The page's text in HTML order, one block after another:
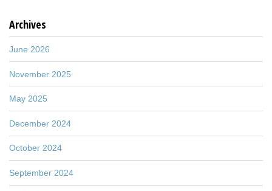
Archives
June 2026
November 2025
May 2025
December 2024
October 2024
September 2024